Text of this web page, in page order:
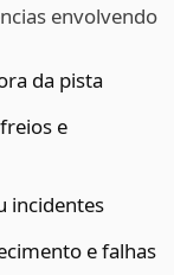
envolvendo
da pista
e
incidentes
e falhas